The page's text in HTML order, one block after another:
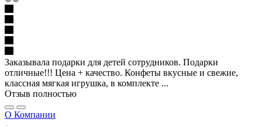
Заказывала подарки для детей сотрудников. Подарки
отличные!!! Цена + качество. Конфеты вкусные и свежие,
классная мягкая игрушка, в комплекте ...
Отзыв полностью
О Компании